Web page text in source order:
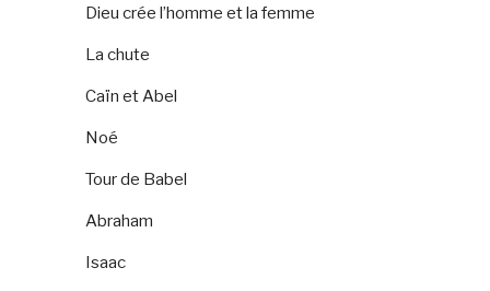
Dieu crée l’homme et la femme
La chute
Caïn et Abel
Noé
Tour de Babel
Abraham
Isaac